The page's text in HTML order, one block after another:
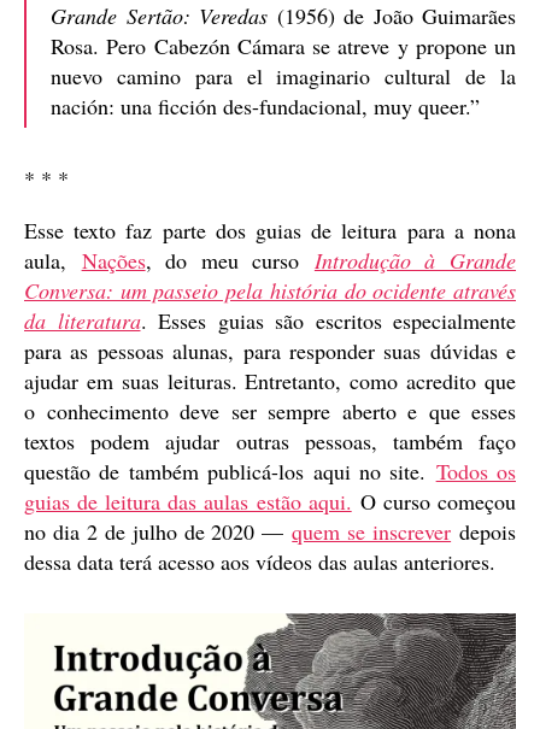
Grande Sertão: Veredas (1956) de João Guimarães
Rosa. Pero Cabezón Cámara se atreve y propone un
nuevo camino para el imaginario cultural de la
nación: una ficción des-fundacional, muy queer.”
* * *
Esse texto faz parte dos guias de leitura para a nona
aula, Nações, do meu curso Introdução à Grande
Conversa: um passeio pela história do ocidente através
da literatura. Esses guias são escritos especialmente
para as pessoas alunas, para responder suas dúvidas e
ajudar em suas leituras. Entretanto, como acredito que
o conhecimento deve ser sempre aberto e que esses
textos podem ajudar outras pessoas, também faço
questão de também publicá-los aqui no site. Todos os
guias de leitura das aulas estão aqui. O curso começou
no dia 2 de julho de 2020 —quem se inscrever depois
dessa data terá acesso aos vídeos das aulas anteriores.